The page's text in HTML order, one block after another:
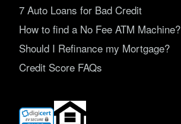
7 Auto Loans for Bad Credit
How to find a No Fee ATM Machine?
Should I Refinance my Mortgage?
Credit Score FAQs
(opens